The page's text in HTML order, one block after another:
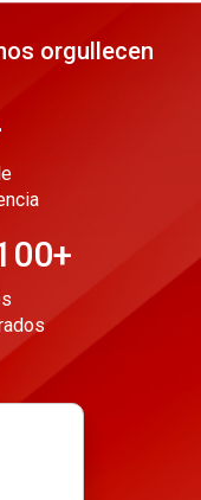
orgullecen
+